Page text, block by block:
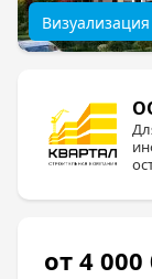
Визуализация
от 4 000